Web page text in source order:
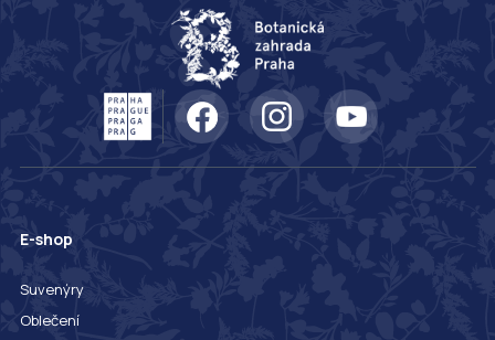
E-shop
Suvenýry
Oblečení